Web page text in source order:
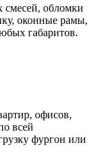
смесей, обломки
оконные рамы,
габаритов.
офисов,
всей
фургон или